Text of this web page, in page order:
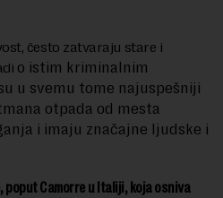
često zatvaraju stare i
o istim kriminalnim
u svemu tome najuspešniji
otpada od mesta
i imaju značajne ljudske i
poput Camorre u Italiji, koja osniva